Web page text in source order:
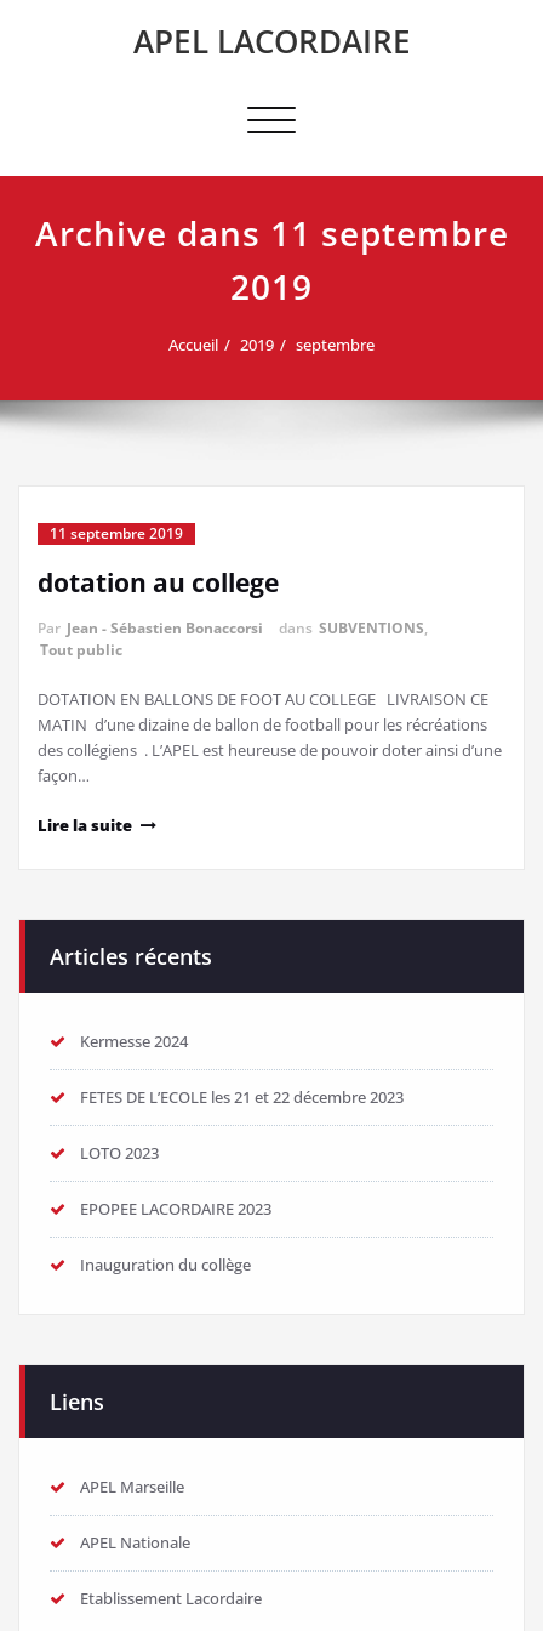
APEL LACORDAIRE
Afficher/masquer
navigation
Archive dans 11 septembre
2019
Accueil 2019 septembre
11 septembre 2019
dotation au college
Par Jean - Sébastien Bonaccorsi dans SUBVENTIONS,
Tout public
DOTATION EN BALLONS DE FOOT AU COLLEGE LIVRAISON CE
MATIN d’une dizaine de ballon de football pour les récréations
des collégiens . L’APEL est heureuse de pouvoir doter ainsi d’une
façon…
Lire la suite
Articles récents
Kermesse 2024
FETES DE L’ECOLE les 21 et 22 décembre 2023
LOTO 2023
EPOPEE LACORDAIRE 2023
Inauguration du collège
Liens
APEL Marseille
APEL Nationale
Etablissement Lacordaire